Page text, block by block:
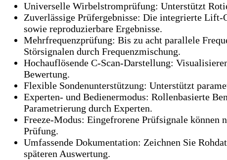
Universelle Wirbelstromprüfung: Unterstützt
Zuverlässige Prüfergebnisse: Die integrierte Lift-
sowie reproduzierbare Ergebnisse.
Mehrfrequenzprüfung: Bis zu acht parallele
Störsignalen durch Frequenzmischung.
Hochauflösende C-Scan-Darstellung:
Bewertung.
Flexible Sondenunterstützung: Unterstützt
Experten- und Bedienermodus: Rollenbasierte
Parametrierung durch Experten.
Freeze-Modus: Eingefrorene Prüfsignale können
Prüfung.
Umfassende Dokumentation: Zeichnen Sie
späteren Auswertung.